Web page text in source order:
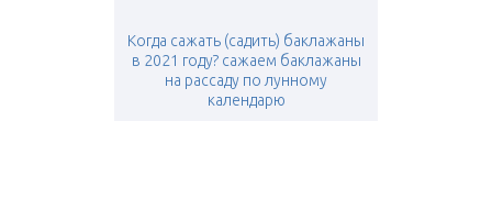
Когда сажать (садить) баклажаны
в 2021 году? сажаем баклажаны
на рассаду по лунному
календарю